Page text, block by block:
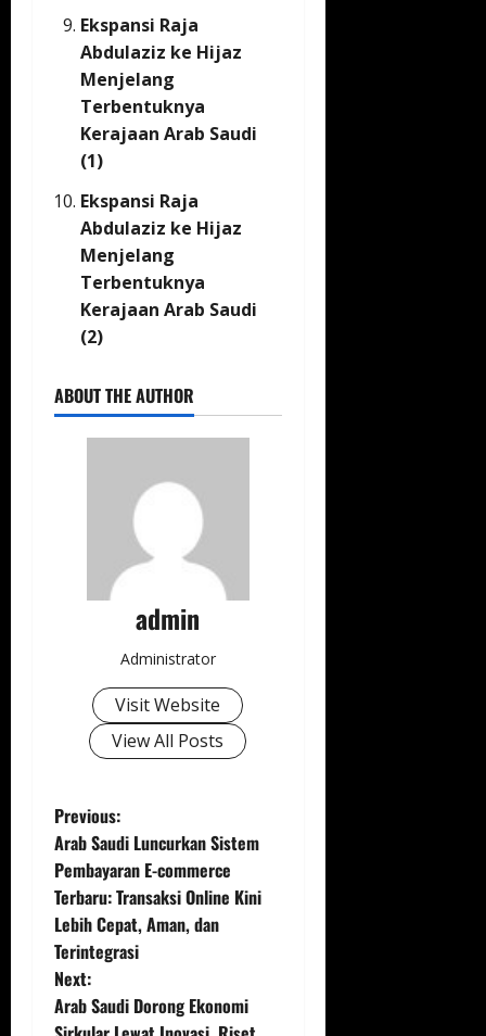
Ekspansi Raja
Abdulaziz ke Hijaz
Menjelang
Terbentuknya
Kerajaan Arab Saudi
(1)
Ekspansi Raja
Abdulaziz ke Hijaz
Menjelang
Terbentuknya
Kerajaan Arab Saudi
(2)
ABOUT THE AUTHOR
admin
Administrator
Visit Website
View All Posts
P
o
s
t
n
Previous:
Arab Saudi Luncurkan Sistem
Pembayaran E-commerce
Terbaru: Transaksi Online Kini
Lebih Cepat, Aman, dan
Terintegrasi
Next:
Arab Saudi Dorong Ekonomi